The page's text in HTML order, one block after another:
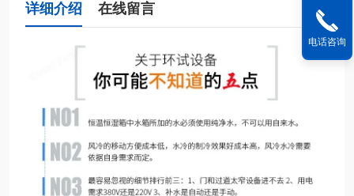
详细介绍 在线留言
电话咨询